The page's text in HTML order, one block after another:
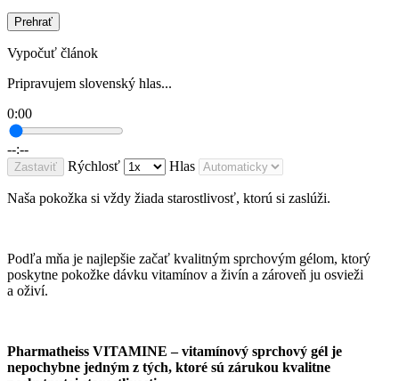
Prehrať
Vypočuť článok
Pripravujem slovenský hlas...
0:00
--:--
Zastaviť Rýchlosť Hlas
Naša pokožka si vždy žiada starostlivosť, ktorú si zaslúži.
Podľa mňa je najlepšie začať kvalitným sprchovým gélom, ktorý
poskytne pokožke dávku vitamínov a živín a zároveň ju osvieži
a oživí.
Pharmatheiss VITAMINE – vitamínový sprchový gél je
nepochybne jedným z tých, ktoré sú zárukou kvalitne